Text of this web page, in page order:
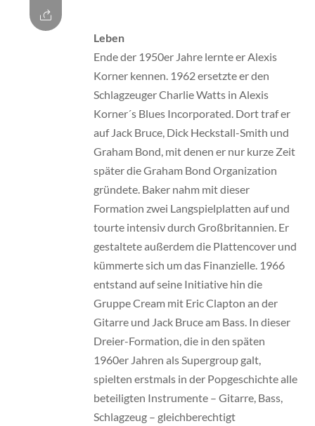
Leben
Ende der 1950er Jahre lernte er Alexis
Korner kennen. 1962 ersetzte er den
Schlagzeuger Charlie Watts in Alexis
Korner´s Blues Incorporated. Dort traf er
auf Jack Bruce, Dick Heckstall-Smith und
Graham Bond, mit denen er nur kurze Zeit
später die Graham Bond Organization
gründete. Baker nahm mit dieser
Formation zwei Langspielplatten auf und
tourte intensiv durch Großbritannien. Er
gestaltete außerdem die Plattencover und
kümmerte sich um das Finanzielle. 1966
entstand auf seine Initiative hin die
Gruppe Cream mit Eric Clapton an der
Gitarre und Jack Bruce am Bass. In dieser
Dreier-Formation, die in den späten
1960er Jahren als Supergroup galt,
spielten erstmals in der Popgeschichte alle
beteiligten Instrumente – Gitarre, Bass,
Schlagzeug – gleichberechtigt